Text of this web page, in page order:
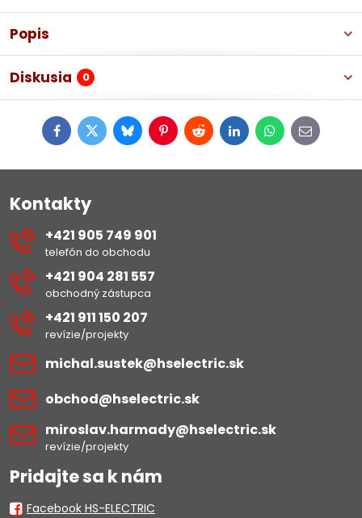
Popis
Diskusia 0
FacebookTwitterBlueskyPinterestRedditLinkedInWhatsApp
E-
mail
Kontakty
+421 905 749 901
telefón do obchodu
+421 904 281 557
obchodný zástupca
+421 911 150 207
revízie/projekty
michal​.sustek​@hselectric​.sk
obchod​@hselectric​.sk
miroslav​.harmady​@hselectric​.sk
revízie/projekty
Pridajte sa k nám
Facebook HS-ELECTRIC